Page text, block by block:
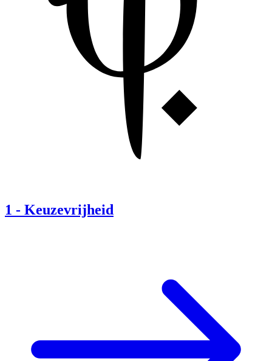
1 - Keuzevrijheid